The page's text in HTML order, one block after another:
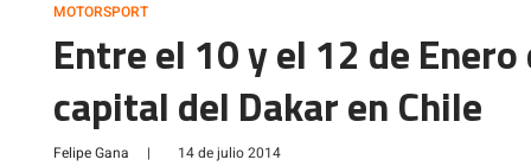
MOTORSPORT
Entre el 10 y el 12 de
capital del Dakar en Chile
Felipe Gana | 14 de julio 2014